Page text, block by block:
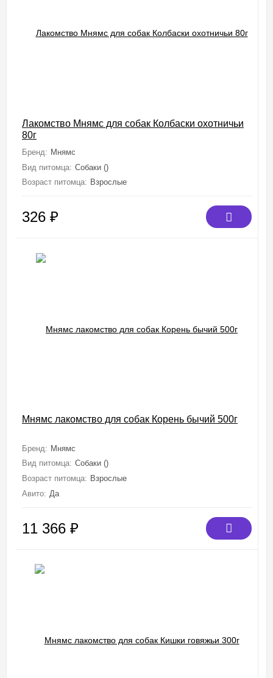
Лакомство Мнямс для собак Колбаски охотничьи
80г
Бренд: Мнямс
Вид питомца: Собаки ()
Возраст питомца: Взрослые
326 ₽
Мнямс лакомство для собак Корень бычий 500г
Бренд: Мнямс
Вид питомца: Собаки ()
Возраст питомца: Взрослые
Авито: Да
11 366 ₽